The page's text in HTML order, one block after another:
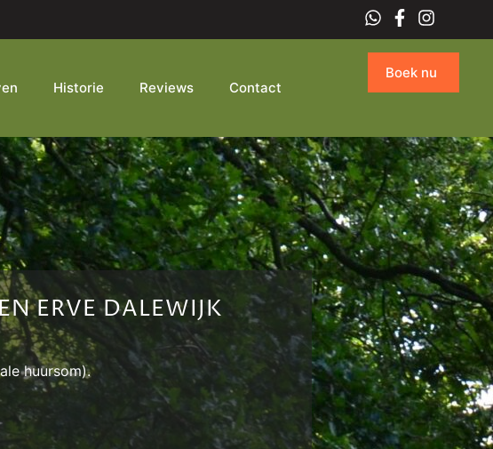
Historie Reviews Contact
Boek nu
ERVE DALEWIJK
huursom).